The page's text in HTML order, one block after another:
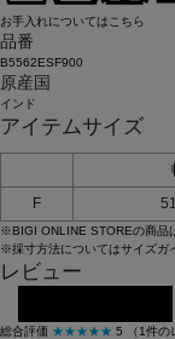
お手入れについてはこちら
品番
B5562ESF900
原産国
インド
アイテムサイズ
F
※BIGI ONLINE STOREの商品
※採寸方法についてはサイズガ
レビュー
総合評価 ★★★★★ 5 （1件の